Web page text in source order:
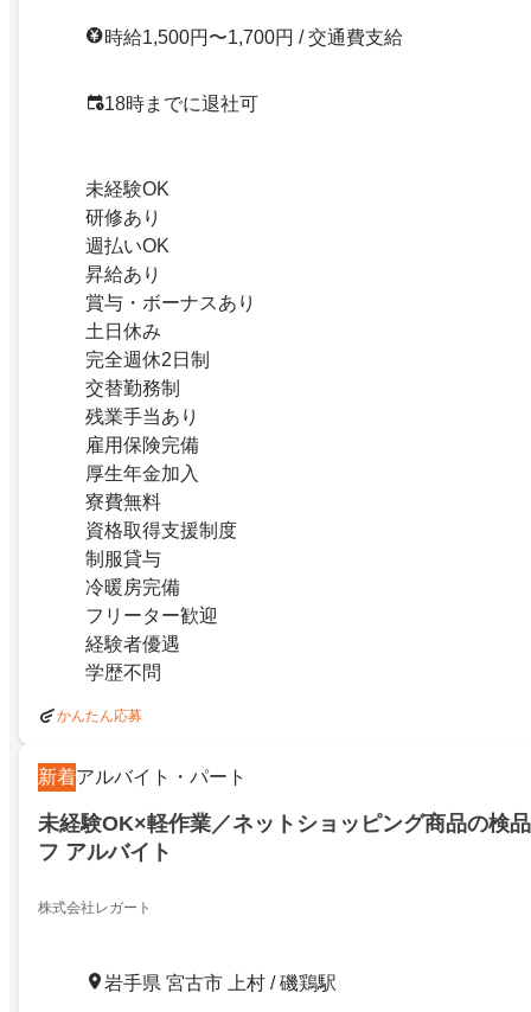
時給1,500円〜1,700円 / 交通費支給
18時までに退社可
未経験OK
研修あり
週払いOK
昇給あり
賞与・ボーナスあり
土日休み
完全週休2日制
交替勤務制
残業手当あり
雇用保険完備
厚生年金加入
寮費無料
資格取得支援制度
制服貸与
冷暖房完備
フリーター歓迎
経験者優遇
学歴不問
かんたん応募
新着アルバイト・パート
未経験OK×軽作業／ネットショッピング商品の検
フ アルバイト
株式会社レガート
岩手県 宮古市 上村 / 磯鶏駅